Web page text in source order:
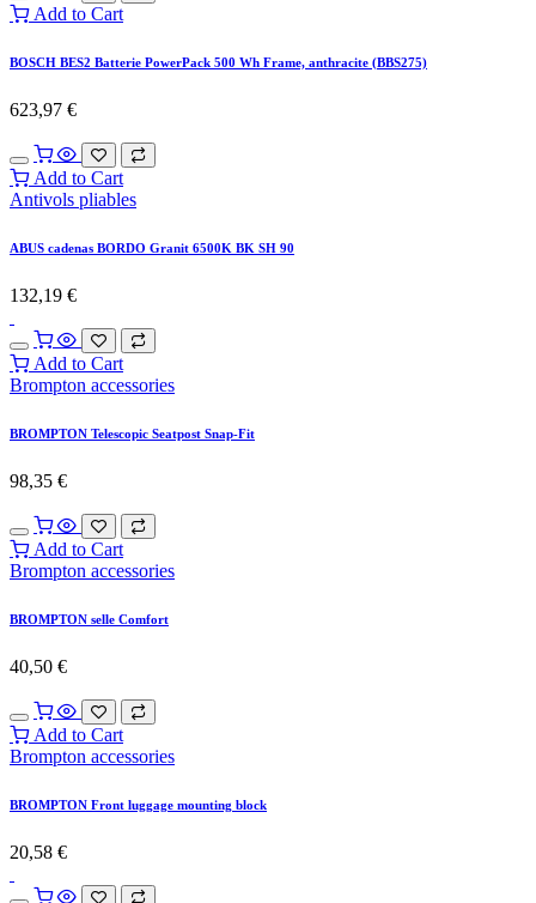
Add to Cart
BOSCH BES2 Batterie PowerPack 500 Wh Frame, anthracite (BBS275)
623,97 €
Add to Cart
Antivols pliables
ABUS cadenas BORDO Granit 6500K BK SH 90
132,19 €
Add to Cart
Brompton accessories
BROMPTON Telescopic Seatpost Snap-Fit
98,35 €
Add to Cart
Brompton accessories
BROMPTON selle Comfort
40,50 €
Add to Cart
Brompton accessories
BROMPTON Front luggage mounting block
20,58 €